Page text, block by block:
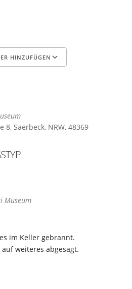
HINZUFÜGEN
8, Saerbeck, NRW, 48369
Museum
im Keller gebrannt.
weiteres abgesagt.